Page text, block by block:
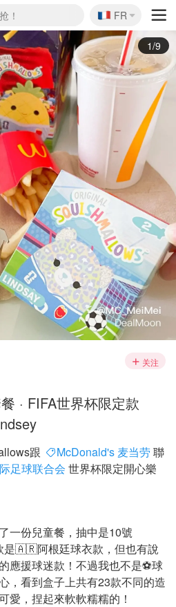
！
上新
大促
时失效
85折
额外叠85折
！每日更新
5折起+叠9折
€192
🇫🇷
FR
2/9
关注
· FIFA世界杯限定款
跟 McDonald's 麦当劳聯
足球联合会 世界杯限定開心樂
一份兒童餐，抽中是10號
是🇦🇷阿根廷球衣款，但也有說
援球迷款！不過我也不是⚽️球
，看到盒子上共有23款不同的造
愛，捏起來軟軟糯糯的！